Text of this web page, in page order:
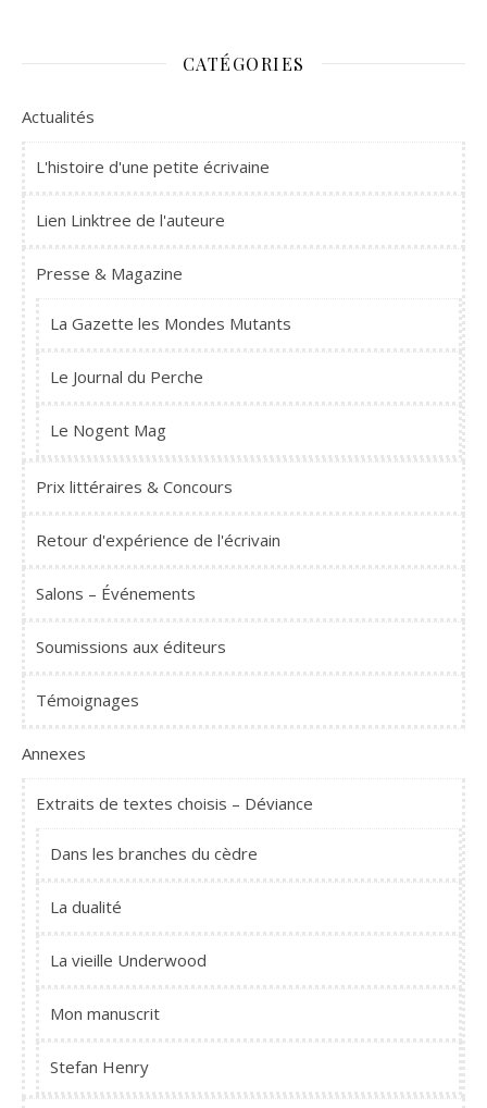
CATÉGORIES
Actualités
L'histoire d'une petite écrivaine
Lien Linktree de l'auteure
Presse & Magazine
La Gazette les Mondes Mutants
Le Journal du Perche
Le Nogent Mag
Prix littéraires & Concours
Retour d'expérience de l'écrivain
Salons – Événements
Soumissions aux éditeurs
Témoignages
Annexes
Extraits de textes choisis – Déviance
Dans les branches du cèdre
La dualité
La vieille Underwood
Mon manuscrit
Stefan Henry